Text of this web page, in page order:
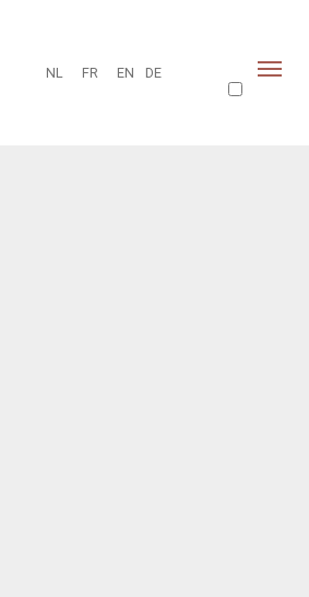
NL FR EN DE